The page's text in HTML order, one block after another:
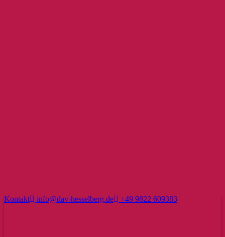
Kontakt info@dav-hesselberg.de +49 9822 609383